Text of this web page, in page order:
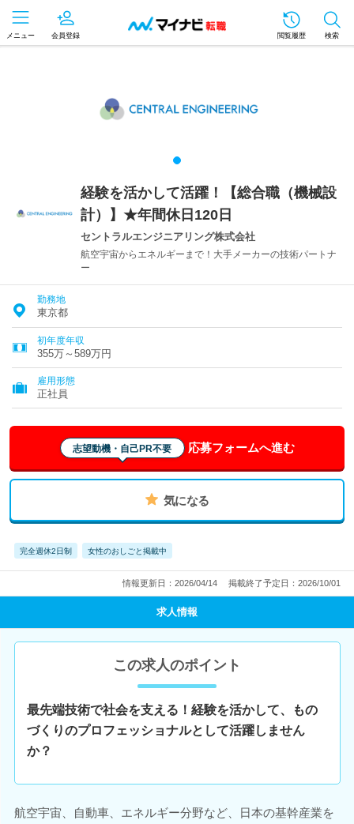
メニュー 会員登録 閲覧履歴 検索
経験を活かして活躍！【総合職（機械設
計）】★年間休日120日
セントラルエンジニアリング株式会社
航空宇宙からエネルギーまで！大手メーカーの技術パートナ
ー
勤務地
東京都
初年度年収
355万～589万円
雇用形態
正社員
志望動機・自己PR不要 応募フォームへ進む
気になる
完全週休2日制 女性のおしごと掲載中
情報更新日：2026/04/14 掲載終了予定日：2026/10/01
求人情報
この求人のポイント
最先端技術で社会を支える！経験を活かして、もの
づくりのプロフェッショナルとして活躍しません
か？
航空宇宙、自動車、エネルギー分野など、日本の基幹産業を